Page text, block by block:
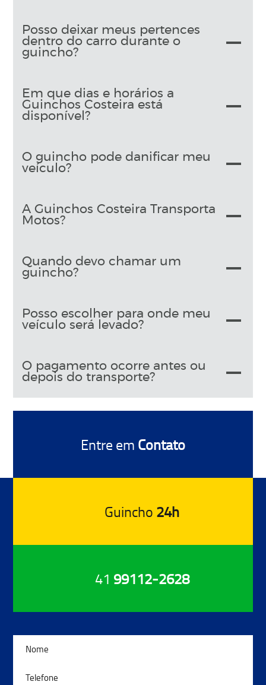
Posso deixar meus pertences
dentro do carro durante o
guincho?
Em que dias e horários a
Guinchos Costeira está
disponível?
O guincho pode danificar meu
veículo?
A Guinchos Costeira Transporta
Motos?
Quando devo chamar um
guincho?
Posso escolher para onde meu
veículo será levado?
O pagamento ocorre antes ou
depois do transporte?
Guincho 24h
Entre em Contato
41 99112-2628